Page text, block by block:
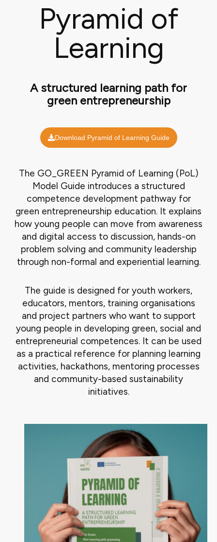
Pyramid of
Learning
A structured learning path for
green entrepreneurship
Download Pyramid of Learning Guide
The GO_GREEN Pyramid of Learning (PoL)
Model Guide introduces a structured
competence development pathway for
green entrepreneurship education. It explains
how young people can move from awareness
and digital access to discussion, hands-on
problem solving and community leadership
through non-formal and experiential learning.
The guide is designed for youth workers,
educators, mentors, training organisations
and project partners who want to support
young people in developing green, social and
entrepreneurial competences. It can be used
as a practical reference for planning learning
activities, hackathons, mentoring processes
and community-based sustainability
initiatives.